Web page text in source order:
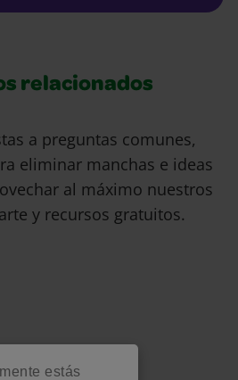
estás
relacionados
a preguntas comunes,
eliminar manchas e ideas
al máximo nuestros
y recursos gratuitos.